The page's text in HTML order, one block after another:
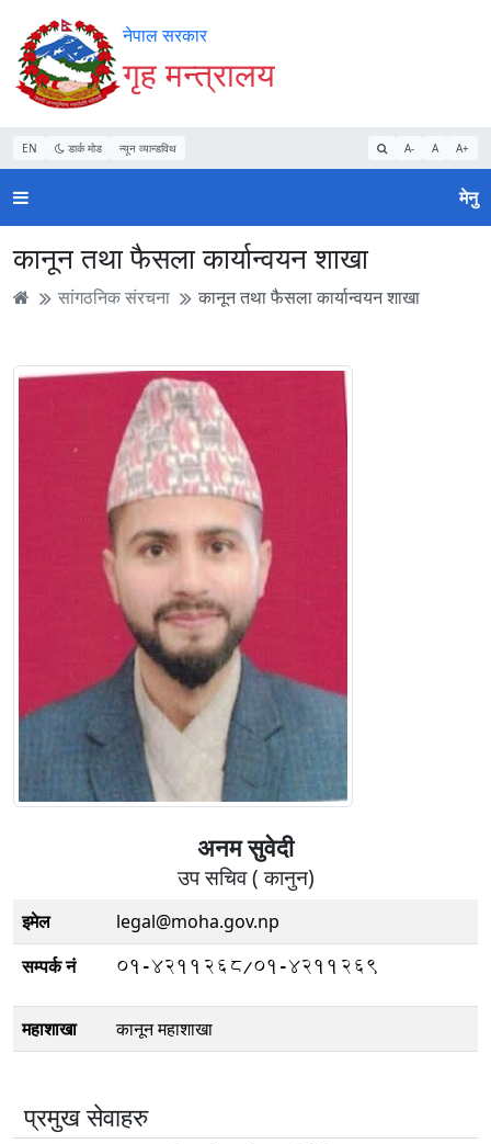
Accessibility
Mode
सुरु
गर्नुहोस्
सामाग्री
पढ्नुहाेस्
नेभिगेसन
पढ्नुहाेस्
वेबसाइट
खोजमा
जानुहोस्
नेपाल सरकार
गृह मन्त्रालय
EN डार्क मोड न्यून व्यान्डविथ A- A A+
मेनु
कानून तथा फैसला कार्यान्वयन शाखा
सांगठनिक संरचना कानून तथा फैसला कार्यान्वयन शाखा
अनम सुवेदी
उप सचिव ( कानुन)
इमेल
legal@moha.gov.np
सम्पर्क नं
01-4211268/01-4211269
महाशाखा कानून महाशाखा
प्रमुख सेवाहरु